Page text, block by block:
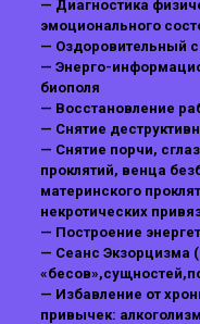
— Диагностика
эмоционального
— Оздоровительный
— Энерго-
биополя
— Восстановление
— Снятие
— Снятие порчи,
проклятий, венца
материнского
некротических
— Построение
— Сеанс Экзорцизма
— Избавление от
привычек: